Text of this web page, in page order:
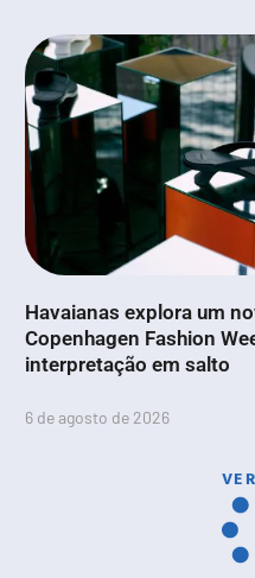
Havaianas explora um
Copenhagen Fashion
interpretação em salto
6 de agosto de 2026